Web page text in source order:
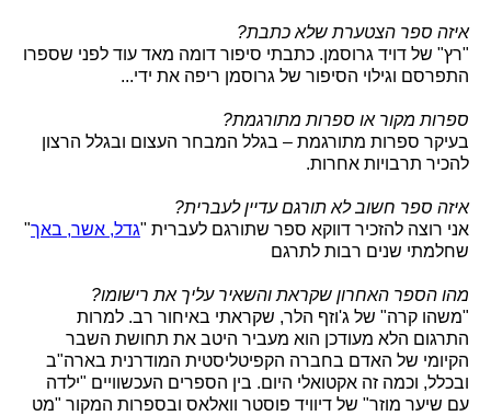
איזה ספר הצטערת שלא כתבת?
"רץ" של דויד גרוסמן. כתבתי סיפור דומה מאד עוד לפני שספרו
התפרסם וגילוי הסיפור של גרוסמן ריפה את ידי...
ספרות מקור או ספרות מתורגמת?
בעיקר ספרות מתורגמת – בגלל המבחר העצום ובגלל הרצון
להכיר תרבויות אחרות.
איזה ספר חשוב לא תורגם עדיין לעברית?
אני רוצה להזכיר דווקא ספר שתורגם לעברית "גדל, אשר, באך"
שחלמתי שנים רבות לתרגם
מהו הספר האחרון שקראת והשאיר עליך את רישומו?
"משהו קרה" של ג'וזף הלר, שקראתי באיחור רב. למרות
התרגום הלא מעודכן הוא מעביר היטב את תחושת השבר
הקיומי של האדם בחברה הקפיטליסטית המודרנית בארה"ב
ובכלל, וכמה זה אקטואלי היום. בין הספרים העכשוויים "ילדה
עם שיער מוזר" של דיוויד פוסטר וואלאס ובספרות המקור "מט